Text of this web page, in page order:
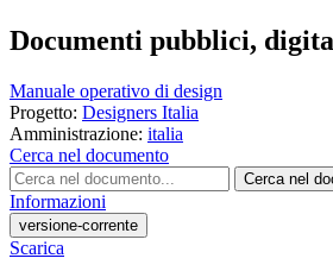
Documenti pubblici,
Manuale operativo di design
Progetto: Designers Italia
Amministrazione: italia
Cerca nel documento
Cerca nel
Informazioni
versione-corrente
Scarica